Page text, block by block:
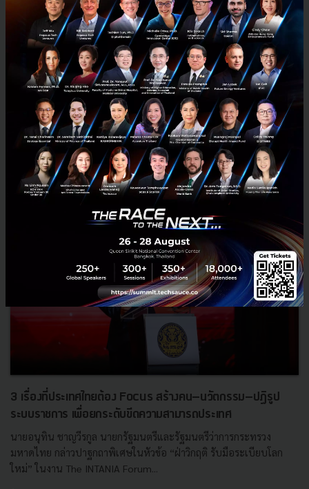
RELATED ARTICLE
3 เรื่องที่ประเทศไทยต้อง Focus สร้างคน–นวัตกรรม–ปฏิรูป
ระบบราชการ เพื่อยกระดับขีดความสามารถประเทศ
นายอนุทิน ชาญวีรกูล นายกรัฐมนตรีและรัฐมนตรีว่าการกระทรวง
มหาดไทย กล่าวปาฐกถาพิเศษในหัวข้อ “ฝ่าวิกฤติ รับมือระเบียบโลก
ใหม่” ในงาน The INTANIA Forum...